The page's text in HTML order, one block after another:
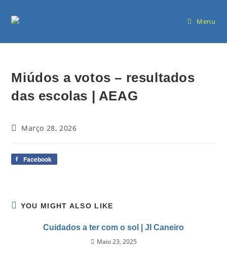
Menu
Miúdos a votos – resultados
das escolas | AEAG
Março 28, 2026
Facebook
YOU MIGHT ALSO LIKE
Cuidados a ter com o sol | JI Caneiro
Maio 23, 2025